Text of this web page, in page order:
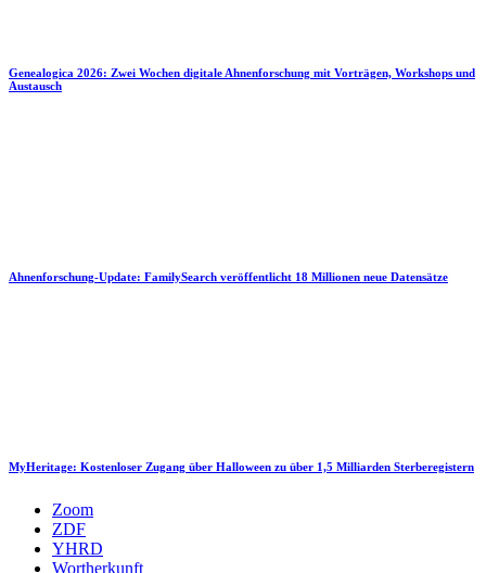
Genealogica 2026: Zwei Wochen digitale Ahnenforschung mit Vorträgen, Workshops und
Austausch
Ahnenforschung-Update: FamilySearch veröffentlicht 18 Millionen neue Datensätze
MyHeritage: Kostenloser Zugang über Halloween zu über 1,5 Milliarden Sterberegistern
Zoom
ZDF
YHRD
Wortherkunft